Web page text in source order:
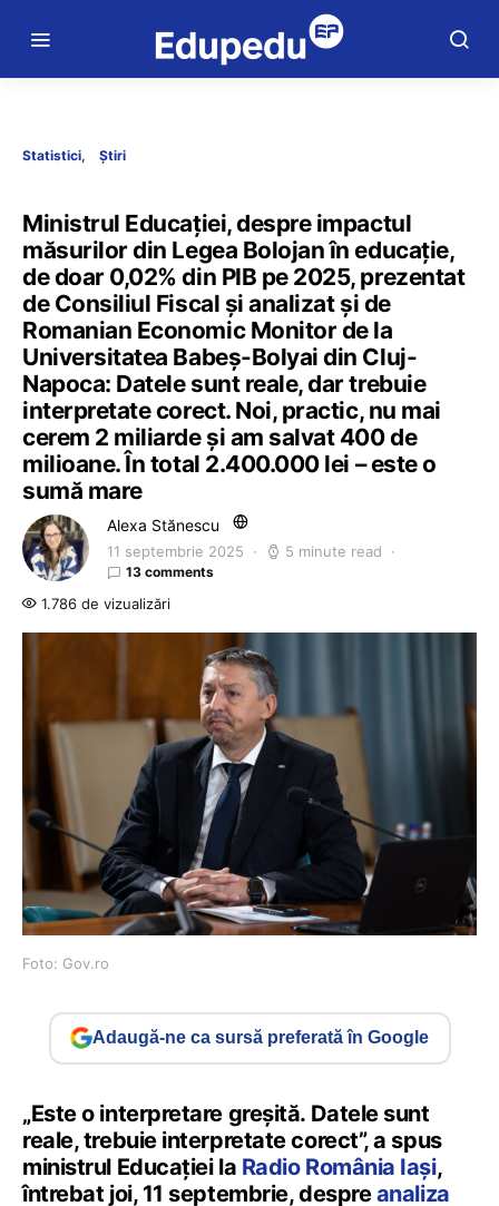
Statistici Știri
Ministrul Educației, despre impactul
măsurilor din Legea Bolojan în educație,
de doar 0,02% din PIB pe 2025, prezentat
de Consiliul Fiscal și analizat și de
Romanian Economic Monitor de la
Universitatea Babeș-Bolyai din Cluj-
Napoca: Datele sunt reale, dar trebuie
interpretate corect. Noi, practic, nu mai
cerem 2 miliarde și am salvat 400 de
milioane. În total 2.400.000 lei – este o
sumă mare
Alexa Stănescu
11 septembrie 2025 5 minute read
13 comments
1.786 de vizualizări
Foto: Gov.ro
Adaugă-ne ca sursă preferată în Google
„Este o interpretare greșită. Datele sunt
reale, trebuie interpretate corect”, a spus
ministrul Educației la Radio România Iași,
întrebat joi, 11 septembrie, despreanaliza